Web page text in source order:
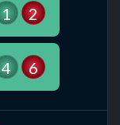
1 2
4 6